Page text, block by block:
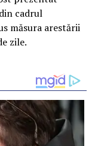
cadrul
măsura arestării
zile.